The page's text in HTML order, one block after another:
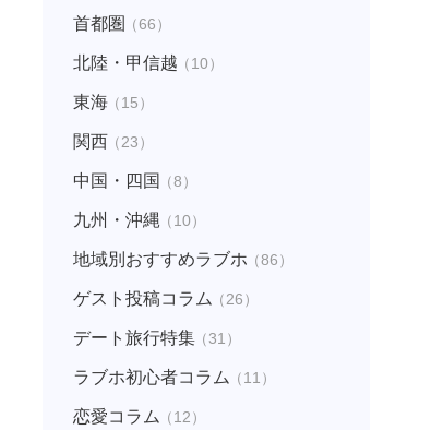
首都圏 （66）
北陸・甲信越（10）
東海（15）
関西（23）
中国・四国 （8）
九州・沖縄（10）
地域別おすすめラブホ（86）
ゲスト投稿コラム（26）
デート旅行特集（31）
ラブホ初心者コラム（11）
恋愛コラム（12）